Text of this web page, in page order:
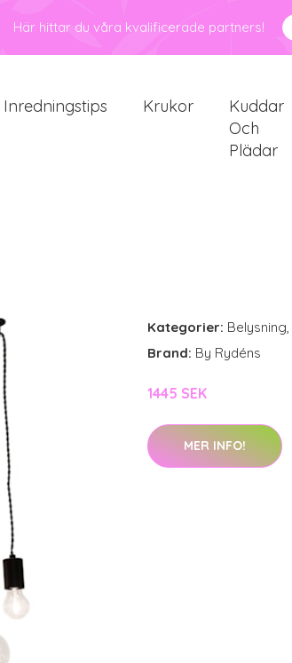
Här hittar du våra kvalificerade partners!
Inredningstips Krukor
Kuddar
Och
Plädar
Kategorier: Belysning,
Brand: By Rydéns
1445 SEK
MER INFO!